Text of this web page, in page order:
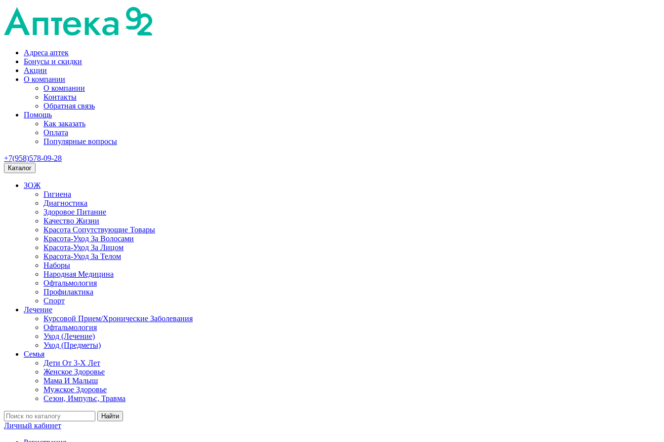
Адреса аптек
Бонусы и скидки
Акции
О компании
О компании
Контакты
Обратная связь
Помощь
Как заказать
Оплата
Популярные вопросы
+7(958)578-09-28
Каталог
ЗОЖ
Гигиена
Диагностика
Здоровое Питание
Качество Жизни
Красота Сопутствующие Товары
Красота-Уход За Волосами
Красота-Уход За Лицом
Красота-Уход За Телом
Наборы
Народная Медицина
Офтальмология
Профилактика
Спорт
Лечение
Курсовой Прием/Хронические Заболевания
Офтальмология
Уход (Лечение)
Уход (Предметы)
Семья
Дети От 3-Х Лет
Женское Здоровье
Мама И Малыш
Мужское Здоровье
Сезон, Импульс, Травма
Найти
Личный кабинет